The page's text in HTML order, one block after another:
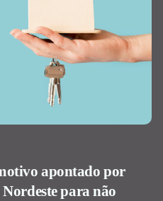
apontado por
para não